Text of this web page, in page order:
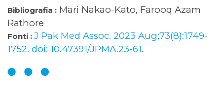
Bibliografia : Mari Nakao-Kato, Farooq Azam
Rathore
Fonti :J Pak Med Assoc. 2023 Aug;73(8):1749-
1752. doi: 10.47391/JPMA.23-61.